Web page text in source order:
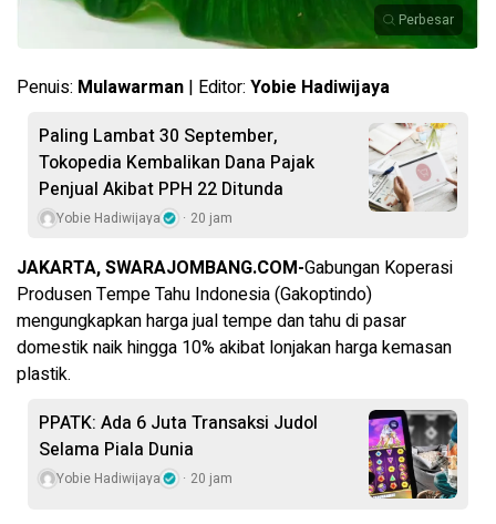
Perbesar
Penuis: Mulawarman | Editor: Yobie Hadiwijaya
Paling Lambat 30 September,
Tokopedia Kembalikan Dana Pajak
Penjual Akibat PPH 22 Ditunda
Yobie Hadiwijaya 20 jam
JAKARTA, SWARAJOMBANG.COM-Gabungan Koperasi
Produsen Tempe Tahu Indonesia (Gakoptindo)
mengungkapkan harga jual tempe dan tahu di pasar
domestik naik hingga 10% akibat lonjakan harga kemasan
plastik.
PPATK: Ada 6 Juta Transaksi Judol
Selama Piala Dunia
Yobie Hadiwijaya 20 jam